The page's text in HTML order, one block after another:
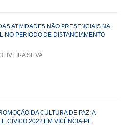
ATIVIDADES NÃO PRESENCIAIS NA
NO PERÍODO DE DISTANCIAMENTO
SILVA
DA CULTURA DE PAZ: A
CÍVICO 2022 EM VICÊNCIA-PE